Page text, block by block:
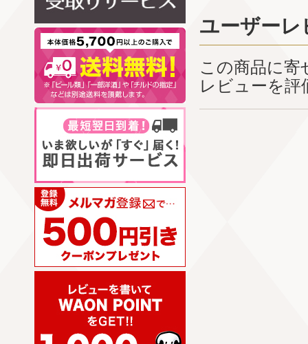
ユーザーレ
この商品に
レビューを評